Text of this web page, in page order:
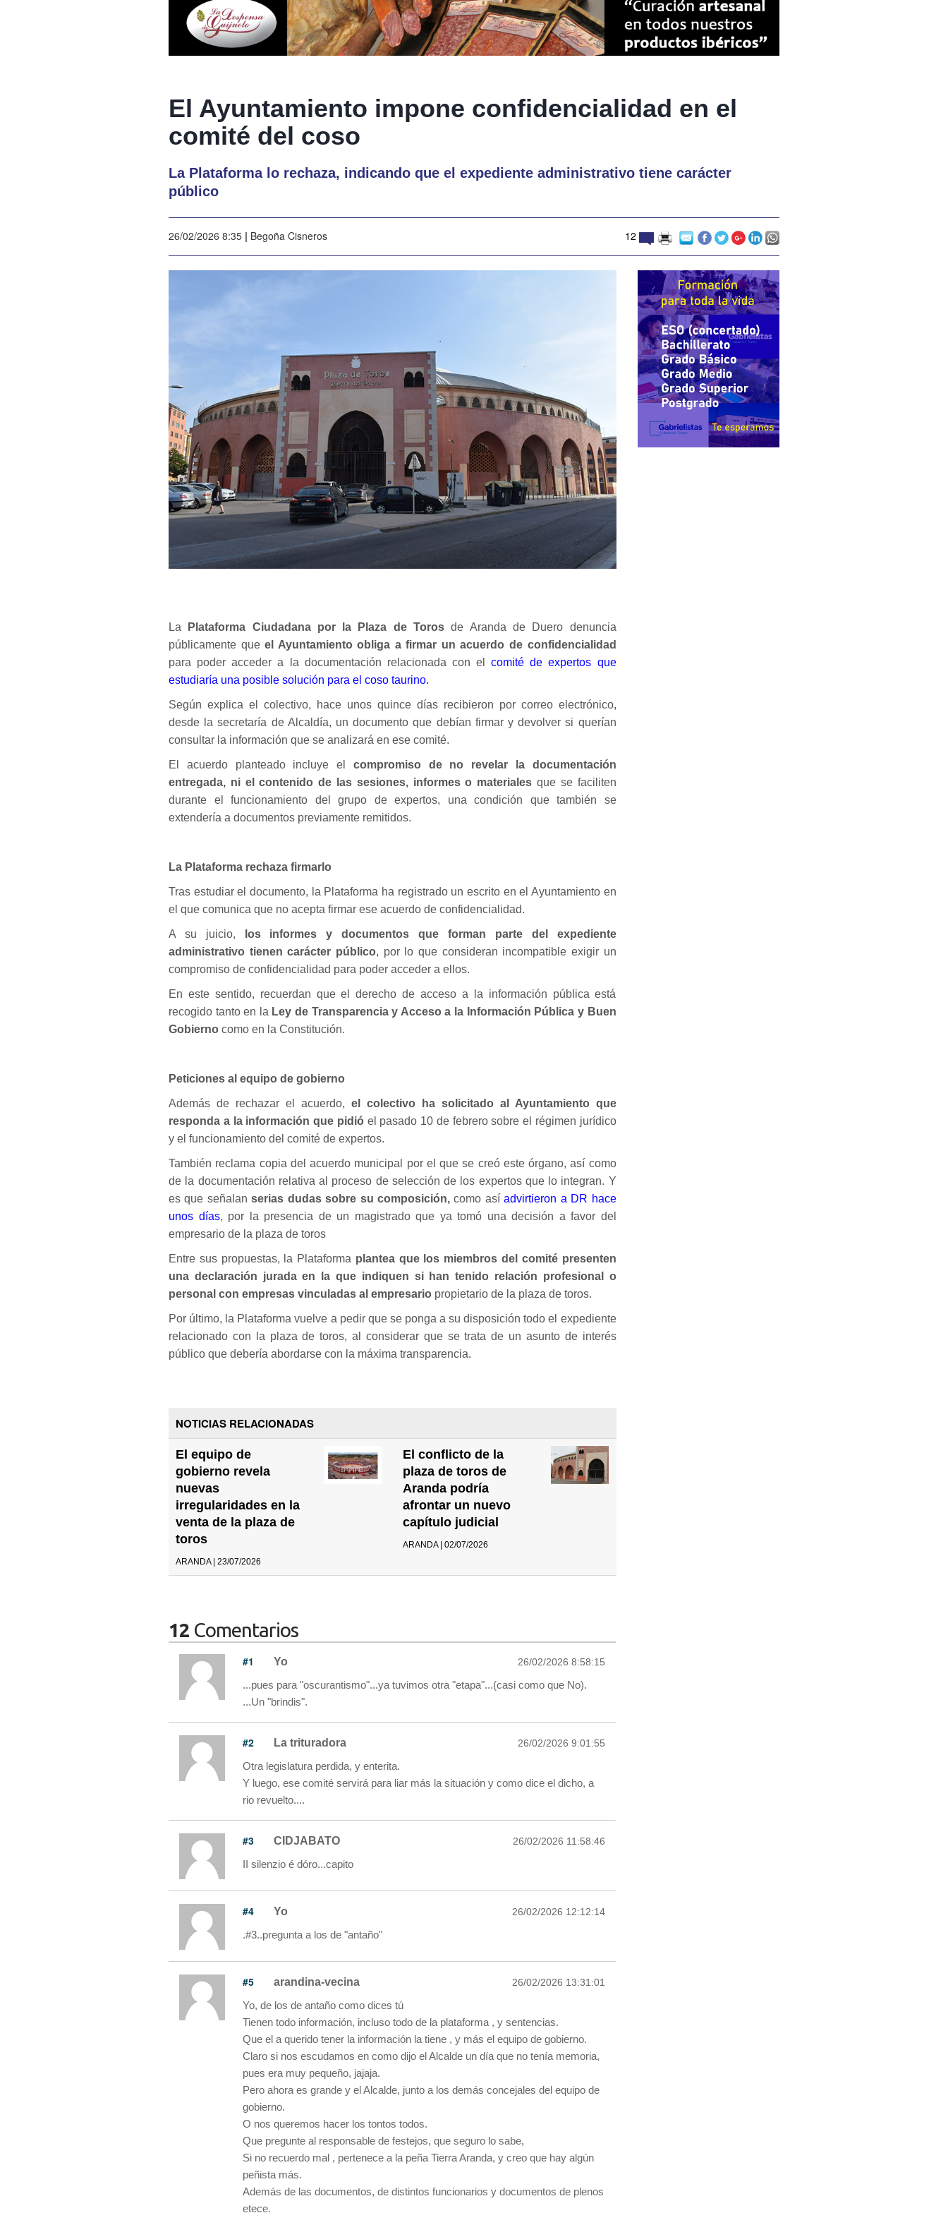
El Ayuntamiento impone confidencialidad en el
comité del coso
La Plataforma lo rechaza, indicando que el expediente administrativo tiene carácter
público
26/02/2026 8:35 | Begoña Cisneros 12
La Plataforma Ciudadana por la Plaza de Torosde Aranda de Duero denuncia
públicamente queel Ayuntamiento obliga a firmar un acuerdo de confidencialidad
para poder acceder a la documentación relacionada con el
comité de expertos que
estudiaría una posible solución para el coso taurino.
Según explica el colectivo, hace unos quince días recibieron por correo electrónico,
desde la secretaría de Alcaldía, un documento que debían firmar y devolver si querían
consultar la información que se analizará en ese comité.
El acuerdo planteado incluye el compromiso de no revelar la documentación
entregada, ni el contenido de las sesiones, informes o materiales que se faciliten
durante el funcionamiento del grupo de expertos, una condición que también se
extendería a documentos previamente remitidos.
La Plataforma rechaza firmarlo
Tras estudiar el documento, la Plataforma ha registrado un escrito en el Ayuntamiento en
el que comunica que no acepta firmar ese acuerdo de confidencialidad.
A su juicio,
los informes y documentos que forman parte del expediente
administrativo tienen carácter público, por lo que consideran incompatible exigir un
compromiso de confidencialidad para poder acceder a ellos.
En este sentido, recuerdan que el derecho de acceso a la información pública está
recogido tanto en la Ley de Transparencia y Acceso a la Información Pública y Buen
Gobierno como en la Constitución.
Peticiones al equipo de gobierno
Además de rechazar el acuerdo, el colectivo ha solicitado al Ayuntamiento que
responda a la información que pidió el pasado 10 de febrero sobre el régimen jurídico
y el funcionamiento del comité de expertos.
También reclama copia del acuerdo municipal por el que se creó este órgano, así como
de la documentación relativa al proceso de selección de los expertos que lo integran. Y
es que señalanserias dudas sobre su composición,como asíadvirtieron a DR hace
unos días, por la presencia de un magistrado que ya tomó una decisión a favor del
empresario de la plaza de toros
Entre sus propuestas, la Plataforma plantea que los miembros del comité presenten
una declaración jurada en la que indiquen si han tenido relación profesional o
personal con empresas vinculadas al empresario propietario de la plaza de toros.
Por último, la Plataforma vuelve a pedir que se ponga a su disposición todo el expediente
relacionado con la plaza de toros, al considerar que se trata de un asunto de interés
público que debería abordarse con la máxima transparencia.
NOTICIAS RELACIONADAS
El equipo de
gobierno revela
nuevas
irregularidades en la
venta de la plaza de
toros
ARANDA | 23/07/2026
El conflicto de la
plaza de toros de
Aranda podría
afrontar un nuevo
capítulo judicial
ARANDA | 02/07/2026
12 Comentarios
#1 Yo 26/02/2026 8:58:15
...pues para "oscurantismo"...ya tuvimos otra "etapa"...(casi como que No).
...Un "brindis".
#2 La trituradora 26/02/2026 9:01:55
Otra legislatura perdida, y enterita.
Y luego, ese comité servirá para liar más la situación y como dice el dicho, a
rio revuelto....
#3 CIDJABATO 26/02/2026 11:58:46
II silenzio é dóro...capito
#4 Yo 26/02/2026 12:12:14
.#3..pregunta a los de "antaño"
#5 arandina-vecina 26/02/2026 13:31:01
Yo, de los de antaño como dices tú
Tienen todo información, incluso todo de la plataforma , y sentencias.
Que el a querido tener la información la tiene , y más el equipo de gobierno.
Claro si nos escudamos en como dijo el Alcalde un día que no tenía memoria,
pues era muy pequeño, jajaja.
Pero ahora es grande y el Alcalde, junto a los demás concejales del equipo de
gobierno.
O nos queremos hacer los tontos todos.
Que pregunte al responsable de festejos, que seguro lo sabe,
Si no recuerdo mal , pertenece a la peña Tierra Aranda, y creo que hay algún
peñista más.
Además de las documentos, de distintos funcionarios y documentos de plenos
etece.